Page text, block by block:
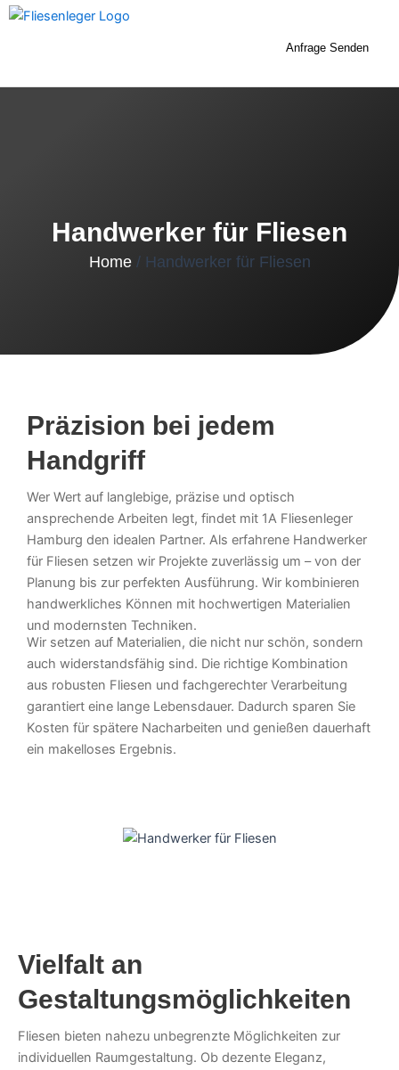
Zum
Anfrage Senden
Handwerker für Fliesen
Home/ Handwerker für Fliesen
Präzision bei jedem
Handgriff
Wer Wert auf langlebige, präzise und optisch
ansprechende Arbeiten legt, findet mit 1A Fliesenleger
Hamburg den idealen Partner. Als erfahrene Handwerker
für Fliesen setzen wir Projekte zuverlässig um – von der
Planung bis zur perfekten Ausführung. Wir kombinieren
handwerkliches Können mit hochwertigen Materialien
und modernsten Techniken.
Wir setzen auf Materialien, die nicht nur schön, sondern
auch widerstandsfähig sind. Die richtige Kombination
aus robusten Fliesen und fachgerechter Verarbeitung
garantiert eine lange Lebensdauer. Dadurch sparen Sie
Kosten für spätere Nacharbeiten und genießen dauerhaft
ein makelloses Ergebnis.
Vielfalt an
Gestaltungsmöglichkeiten
Fliesen bieten nahezu unbegrenzte Möglichkeiten zur
individuellen Raumgestaltung. Ob dezente Eleganz,